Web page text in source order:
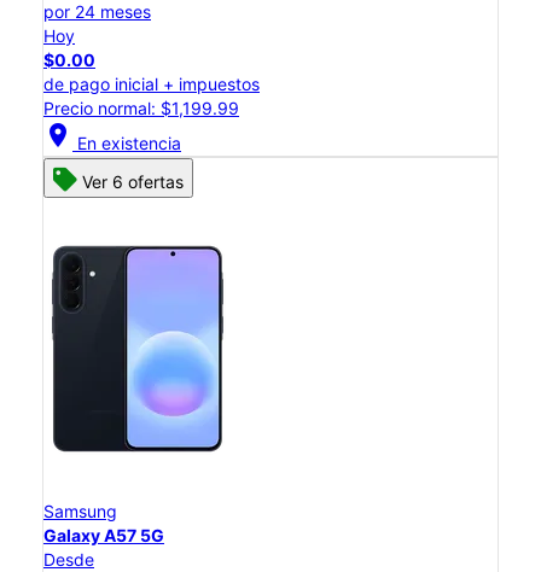
por 24 meses
Hoy
$0.00
de pago inicial + impuestos
Precio normal: $1,199.99
location_on En existencia
Ver 6 ofertas
Samsung
Galaxy A57 5G
Desde